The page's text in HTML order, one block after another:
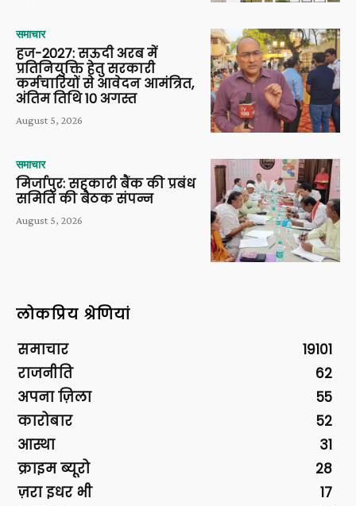
समाचार
हज-2027: सऊदी अरब में
प्रतिनियुक्ति हेतु सरकारी
कर्मचारियों से आवेदन आमंत्रित,
अंतिम तिथि 10 अगस्त
August 5, 2026
समाचार
मिर्जापुर: सहकारी बैंक की प्रबंध
समिति की बैठक संपन्न
August 5, 2026
लोकप्रिय श्रेणियां
समाचार
19101
राजनीति
62
अपना ज़िला
55
कारोबार
52
आस्था
31
क्राइम ब्यूरो
28
ज़रा इधर भी
17